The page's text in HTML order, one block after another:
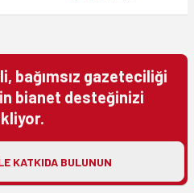
bağımsız gazeteciliği
bianet desteğinizi
KATKIDA BULUNUN